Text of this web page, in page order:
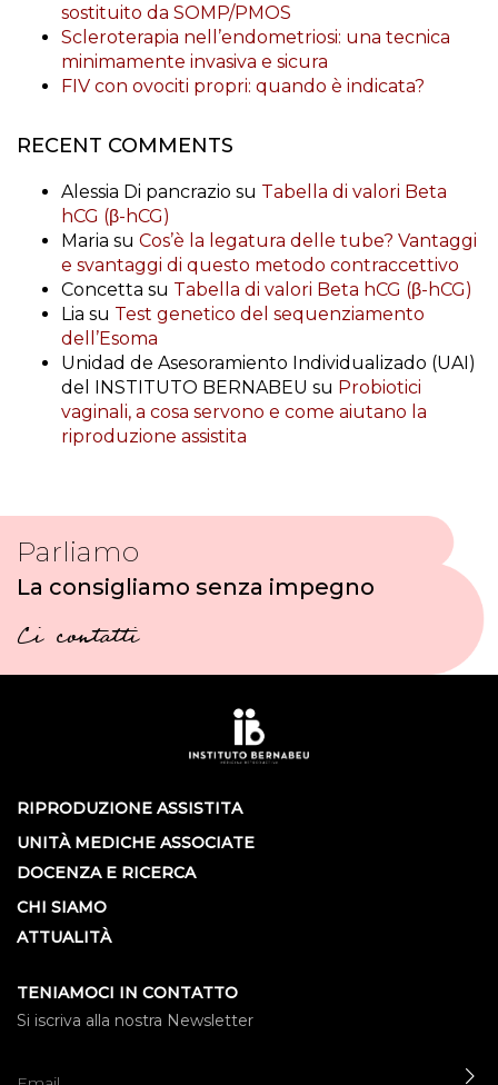
sostituito da SOMP/PMOS
Scleroterapia nell’endometriosi: una tecnica
minimamente invasiva e sicura
FIV con ovociti propri: quando è indicata?
RECENT COMMENTS
Alessia Di pancrazio su Tabella di valori Beta
hCG (β-hCG)
Maria su Cos’è la legatura delle tube? Vantaggi
e svantaggi di questo metodo contraccettivo
Concetta su Tabella di valori Beta hCG (β-hCG)
Lia su Test genetico del sequenziamento
dell’Esoma
Unidad de Asesoramiento Individualizado (UAI)
del INSTITUTO BERNABEU su Probiotici
vaginali, a cosa servono e come aiutano la
riproduzione assistita
Parliamo
La consigliamo senza impegno
Ci contatti
RIPRODUZIONE ASSISTITA
UNITÀ MEDICHE ASSOCIATE
DOCENZA E RICERCA
CHI SIAMO
ATTUALITÀ
TENIAMOCI IN CONTATTO
Si iscriva alla nostra Newsletter